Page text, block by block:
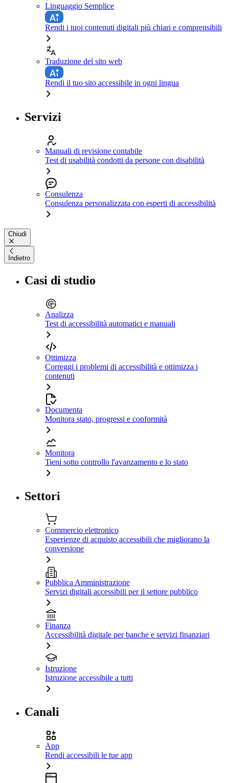
Linguaggio Semplice
Rendi i tuoi contenuti digitali più chiari e comprensibili
Traduzione del sito web
Rendi il tuo sito accessibile in ogni lingua
Servizi
Manuali di revisione contabile
Test di usabilità condotti da persone con disabilità
Consulenza
Consulenza personalizzata con esperti di accessibilità
Chiudi
Indietro
Casi di studio
Analizza
Test di accessibilità automatici e manuali
Ottimizza
Correggi i problemi di accessibilità e ottimizza i
contenuti
Documenta
Monitora stato, progressi e conformità
Monitora
Tieni sotto controllo l'avanzamento e lo stato
Settori
Commercio elettronico
Esperienze di acquisto accessibili che migliorano la
conversione
Pubblica Amministrazione
Servizi digitali accessibili per il settore pubblico
Finanza
Accessibilità digitale per banche e servizi finanziari
Istruzione
Istruzione accessibile a tutti
Canali
App
Rendi accessibili le tue app